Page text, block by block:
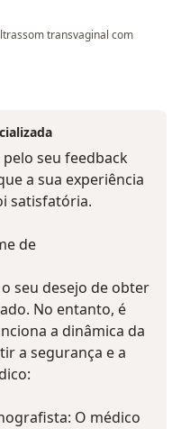
transvaginal com
seu feedback
a sua experiência
satisfatória.
de
seu desejo de obter
No entanto, é
a dinâmica da
a segurança e a
O médico